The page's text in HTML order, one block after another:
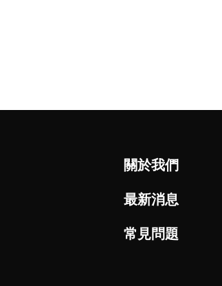
關於我們
最新消息
常見問題